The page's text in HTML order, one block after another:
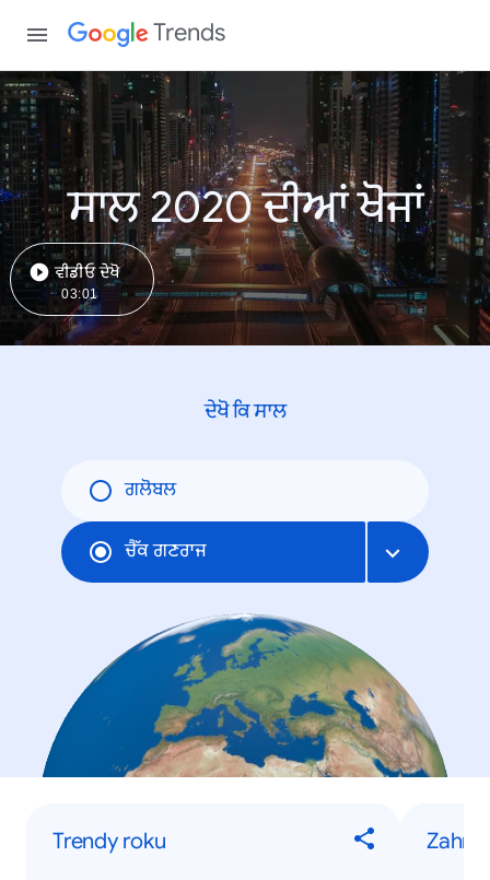
Trends
ਸਾਲ 2020 ਦੀਆਂ ਖੋਜਾਂ
ਵੀਡੀਓ ਦੇਖੋ
03:01
ਦੇਖੋ ਕਿ ਸਾਲ
ਗਲੋਬਲ
ਚੈੱਕ ਗਣਰਾਜ
Trendy roku